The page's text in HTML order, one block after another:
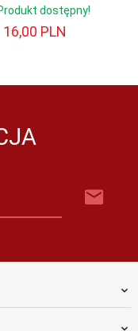
dostępny!
16,00 PLN